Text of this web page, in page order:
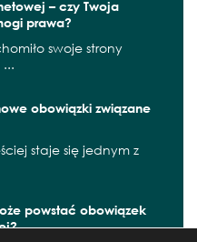
– czy Twoja
prawa?
swoje strony
obowiązki związane
staje się jednym z
powstać obowiązek